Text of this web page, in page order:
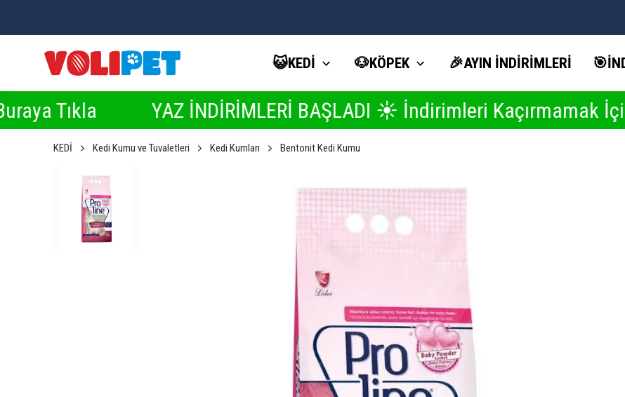
😺KEDİ 🐶KÖPEK 🎉AYIN İNDİRİMLERİ
YAZ İNDİRİMLERİ BAŞLADI ☀️ İndirimleri Kaçırmamak İçin Buraya
KEDİ Kedi Kumu ve Tuvaletleri Kedi Kumları Bentonit Kedi Kumu